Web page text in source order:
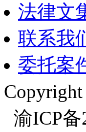
法律文
联系我
委托案
渝ICP备